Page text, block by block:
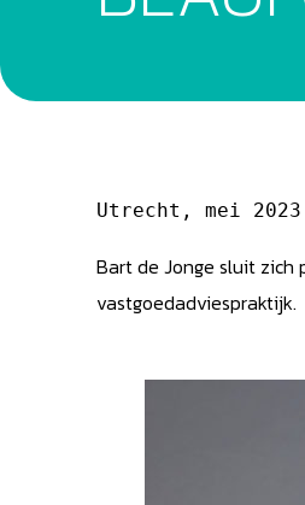
Utrecht, mei 2023
Bart de Jonge sluit zich
vastgoedadviespraktijk.